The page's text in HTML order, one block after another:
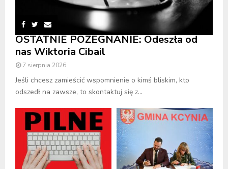
OSTATNIE POŻEGNANIE: Odeszła od
nas Wiktoria Cibail
7 sierpnia 2026
Jeśli chcesz zamieścić wspomnienie o kimś bliskim, kto
odszedł na zawsze, to skontaktuj się z...